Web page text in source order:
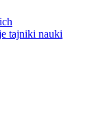
tajniki nauki